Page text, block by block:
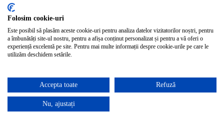
Folosim cookie-uri
Este posibil să plasăm aceste cookie-uri pentru analiza datelor vizitatorilor noștri, pentru
a îmbunătăți site-ul nostru, pentru a afișa conținut personalizat și pentru a vă oferi o
experiență excelentă pe site. Pentru mai multe informații despre cookie-urile pe care le
utilizăm deschidem setările.
Accepta toate Refuză
Nu, ajustați